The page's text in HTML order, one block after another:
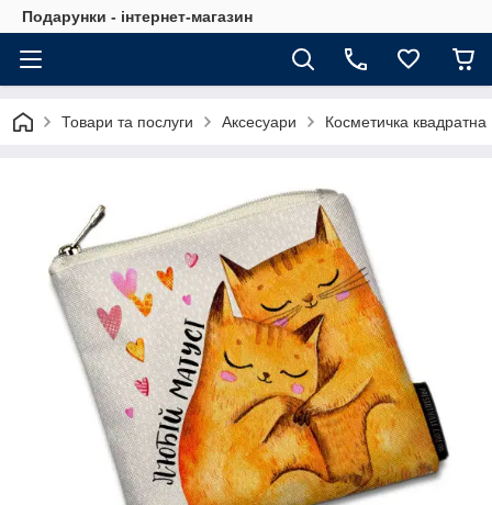
Подарунки - інтернет-магазин
Товари та послуги Аксесуари Косметичка квадратна